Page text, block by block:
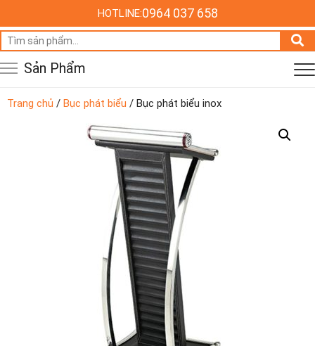
HOTLINE:0964 037 658
Tìm
kiếm:
Sản Phẩm
Trang chủ / Bục phát biểu / Bục phát biểu inox